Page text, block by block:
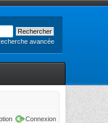
avancée
Connexion